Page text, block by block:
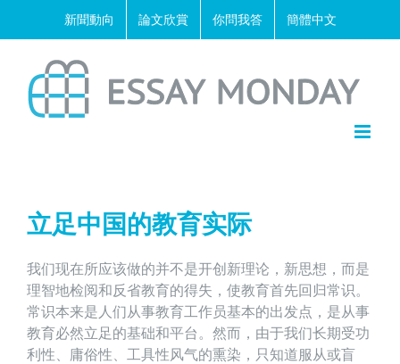
新聞動向 論文欣賞 你問我答 簡體中文
立足中国的教育实际
我们现在所应该做的并不是开创新理论，新思想，而是
理智地检阅和反省教育的得失，使教育首先回归常识。
常识本来是人们从事教育工作员基本的出发点，是从事
教育必然立足的基础和平台。然而，由于我们长期受功
利性、庸俗性、工具性风气的熏染，只知道服从或盲